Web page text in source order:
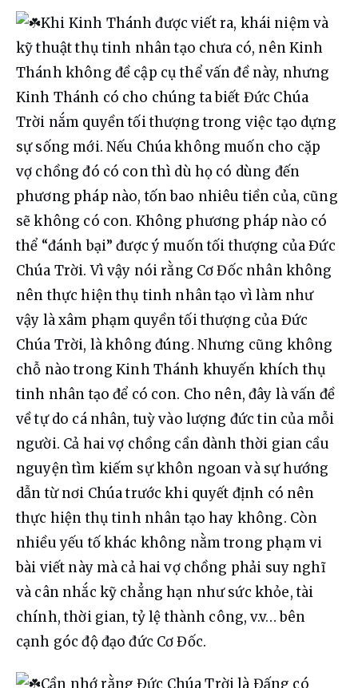
Khi Kinh Thánh được viết ra, khái niệm và
kỹ thuật thụ tinh nhân tạo chưa có, nên Kinh
Thánh không đề cập cụ thể vấn đề này, nhưng
Kinh Thánh có cho chúng ta biết Đức Chúa
Trời nắm quyền tối thượng trong việc tạo dựng
sự sống mới. Nếu Chúa không muốn cho cặp
vợ chồng đó có con thì dù họ có dùng đến
phương pháp nào, tốn bao nhiêu tiền của, cũng
sẽ không có con. Không phương pháp nào có
thể “đánh bại” được ý muốn tối thượng của Đức
Chúa Trời. Vì vậy nói rằng Cơ Đốc nhân không
nên thực hiện thụ tinh nhân tạo vì làm như
vậy là xâm phạm quyền tối thượng của Đức
Chúa Trời, là không đúng. Nhưng cũng không
chỗ nào trong Kinh Thánh khuyến khích thụ
tinh nhân tạo để có con. Cho nên, đây là vấn đề
về tự do cá nhân, tuỳ vào lượng đức tin của mỗi
người. Cả hai vợ chồng cần dành thời gian cầu
nguyện tìm kiếm sự khôn ngoan và sự hướng
dẫn từ nơi Chúa trước khi quyết định có nên
thực hiện thụ tinh nhân tạo hay không. Còn
nhiều yếu tố khác không nằm trong phạm vi
bài viết này mà cả hai vợ chồng phải suy nghĩ
và cân nhắc kỹ chẳng hạn như sức khỏe, tài
chính, thời gian, tỷ lệ thành công, v.v… bên
cạnh góc độ đạo đức Cơ Đốc.
Cần nhớ rằng Đức Chúa Trời là Đấng có